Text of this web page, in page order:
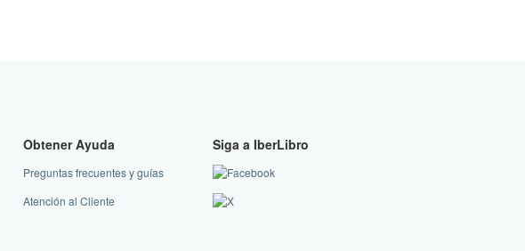
Obtener Ayuda
Preguntas frecuentes y guías
Atención al Cliente
Siga a IberLibro